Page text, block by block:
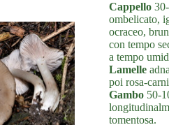
Cappello
ombelicato,
ocraceo,
con tempo
a tempo
Lamelle
poi rosa-
Gambo 50-
tomentosa.